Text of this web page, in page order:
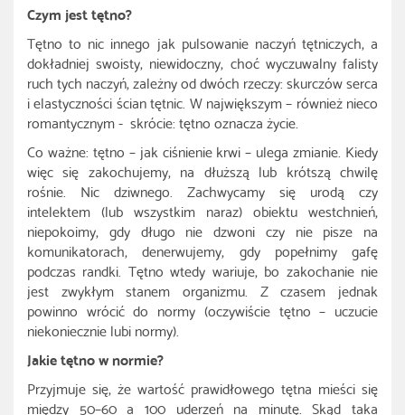
Czym jest tętno?
Tętno to nic innego jak pulsowanie naczyń tętniczych, a
dokładniej swoisty, niewidoczny, choć wyczuwalny falisty
ruch tych naczyń, zależny od dwóch rzeczy: skurczów serca
i elastyczności ścian tętnic. W największym – również nieco
romantycznym - skrócie: tętno oznacza życie.
Co ważne: tętno – jak ciśnienie krwi – ulega zmianie. Kiedy
więc się zakochujemy, na dłuższą lub krótszą chwilę
rośnie. Nic dziwnego. Zachwycamy się urodą czy
intelektem (lub wszystkim naraz) obiektu westchnień,
niepokoimy, gdy długo nie dzwoni czy nie pisze na
komunikatorach, denerwujemy, gdy popełnimy gafę
podczas randki. Tętno wtedy wariuje, bo zakochanie nie
jest zwykłym stanem organizmu. Z czasem jednak
powinno wrócić do normy (oczywiście tętno – uczucie
niekoniecznie lubi normy).
Jakie tętno w normie?
Przyjmuje się, że wartość prawidłowego tętna mieści się
między 50–60 a 100 uderzeń na minutę. Skąd taka